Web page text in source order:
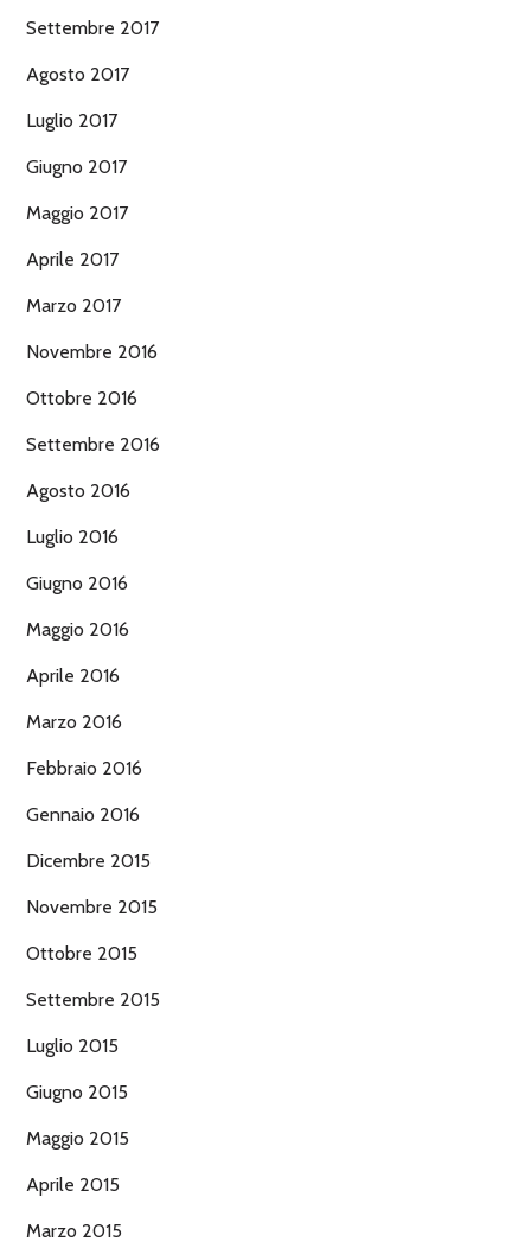
Settembre 2017
Agosto 2017
Luglio 2017
Giugno 2017
Maggio 2017
Aprile 2017
Marzo 2017
Novembre 2016
Ottobre 2016
Settembre 2016
Agosto 2016
Luglio 2016
Giugno 2016
Maggio 2016
Aprile 2016
Marzo 2016
Febbraio 2016
Gennaio 2016
Dicembre 2015
Novembre 2015
Ottobre 2015
Settembre 2015
Luglio 2015
Giugno 2015
Maggio 2015
Aprile 2015
Marzo 2015